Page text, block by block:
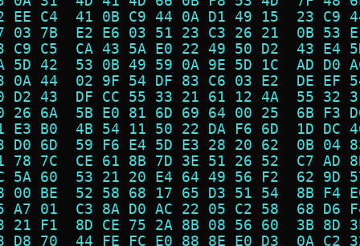
EE C4  41 0B C9 44 0A D1 49 15  23
03 7B  E2 E6 03 51 23 C3 26 21  0B
C9 C5  CA 43 5A E0 22 49 50 D2  43
5D 42  53 0B 49 59 0A 9E 5D 1C  AD
0A 44  02 9F 54 DF 83 C6 03 E2  DE
D2 43  DF CC 55 33 21 61 12 4A  55
26 6A  5B E0 81 6D 69 64 00 25  6B
E3 B0  4B 54 11 50 22 DA F6 6D  1D
D0 6D  59 F6 E4 5D E3 28 20 62  0B
78 7C  CE 61 8B 7D 3E 51 26 52  C7
5A 60  53 21 20 E4 64 49 56 F2  62
00 BE  52 58 68 17 65 D3 51 54  8B
A7 01  C3 8A D0 AC 22 05 C2 58  68
21 F1  8D CE 75 2A 8B 08 56 60  3B
D8 70  44 FE FC E0 88 8E E0 D3  0A